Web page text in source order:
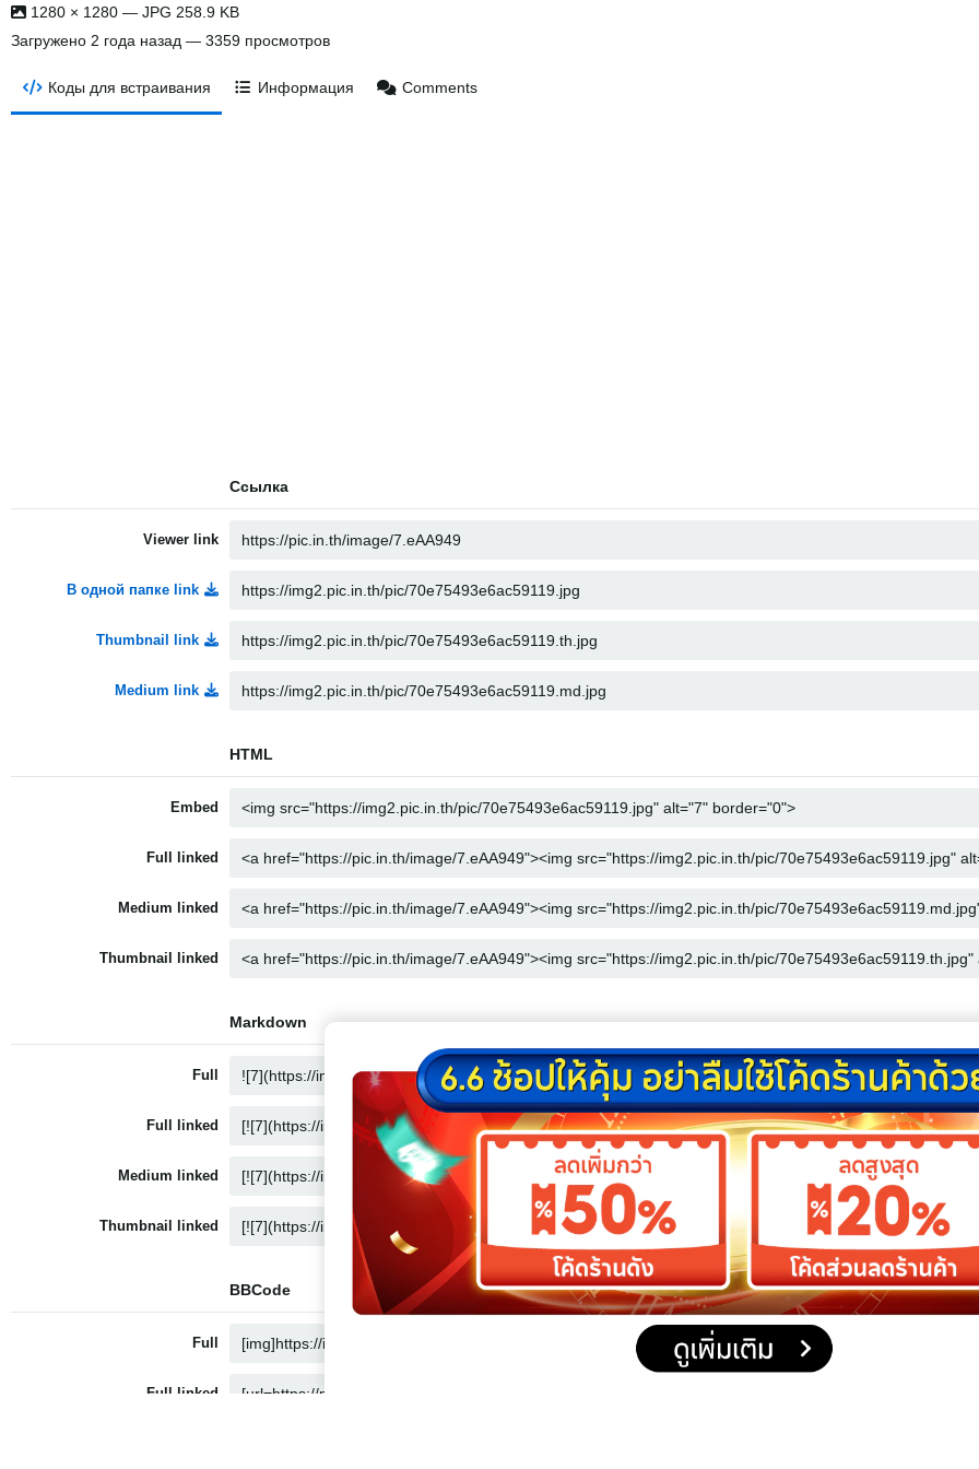
1280 × 1280 — JPG 258.9 KB
Загружено 2 года назад — 3359 просмотров
Коды для встраивания Информация Comments
Ссылка
Viewer link
В одной папке link
Thumbnail link
Medium link
HTML
Embed
Full linked
Medium linked
Thumbnail linked
Markdown
Full
Full linked
Medium linked
Thumbnail linked
BBCode
Full
Full linked